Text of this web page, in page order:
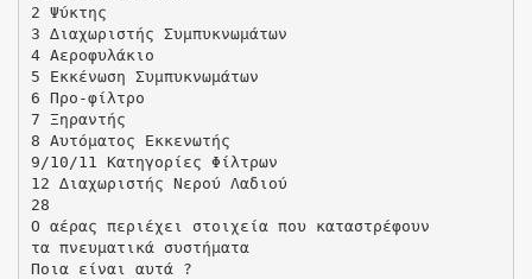
2 Ψύκτης
3 ∆ιαχωριστής Συµπυκνωµάτων
4 Αεροφυλάκιο
5 Εκκένωση Συµπυκνωµάτων
6 Προ-φίλτρο
7 Ξηραντής
8 Αυτόµατος Εκκενωτής
9/10/11 Κατηγορίες Φίλτρων
12 ∆ιαχωριστής Νερού Λαδιού
28
O αέρας περιέχει στοιχεία που καταστρέφουν
τα πνευµατικά συστήµατα
Ποια είναι αυτά ?